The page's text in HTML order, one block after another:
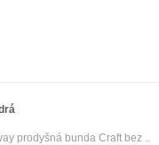
prodyšná bunda Craft bez ..